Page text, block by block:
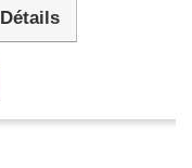
Détails